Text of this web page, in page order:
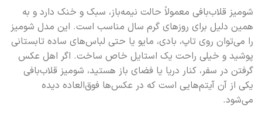
شومیز قلاب‌بافی معمولاً حالت نیمه‌باز، سبک و خنک دارد و به
همین دلیل برای روزهای گرم سال مناسب است. این مدل شومیز
را می‌توان روی تاپ، بادی، مایو یا حتی لباس‌های ساده تابستانی
پوشید و خیلی راحت یک استایل خاص ساخت. اگر اهل عکس
گرفتن در سفر، کنار دریا یا فضای باز هستید، شومیز قلاب‌بافی
یکی از آن آیتم‌هایی است که در عکس‌ها فوق‌العاده دیده
می‌شود.